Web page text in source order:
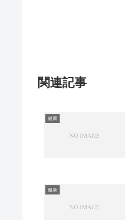
関連記事
健康
健康